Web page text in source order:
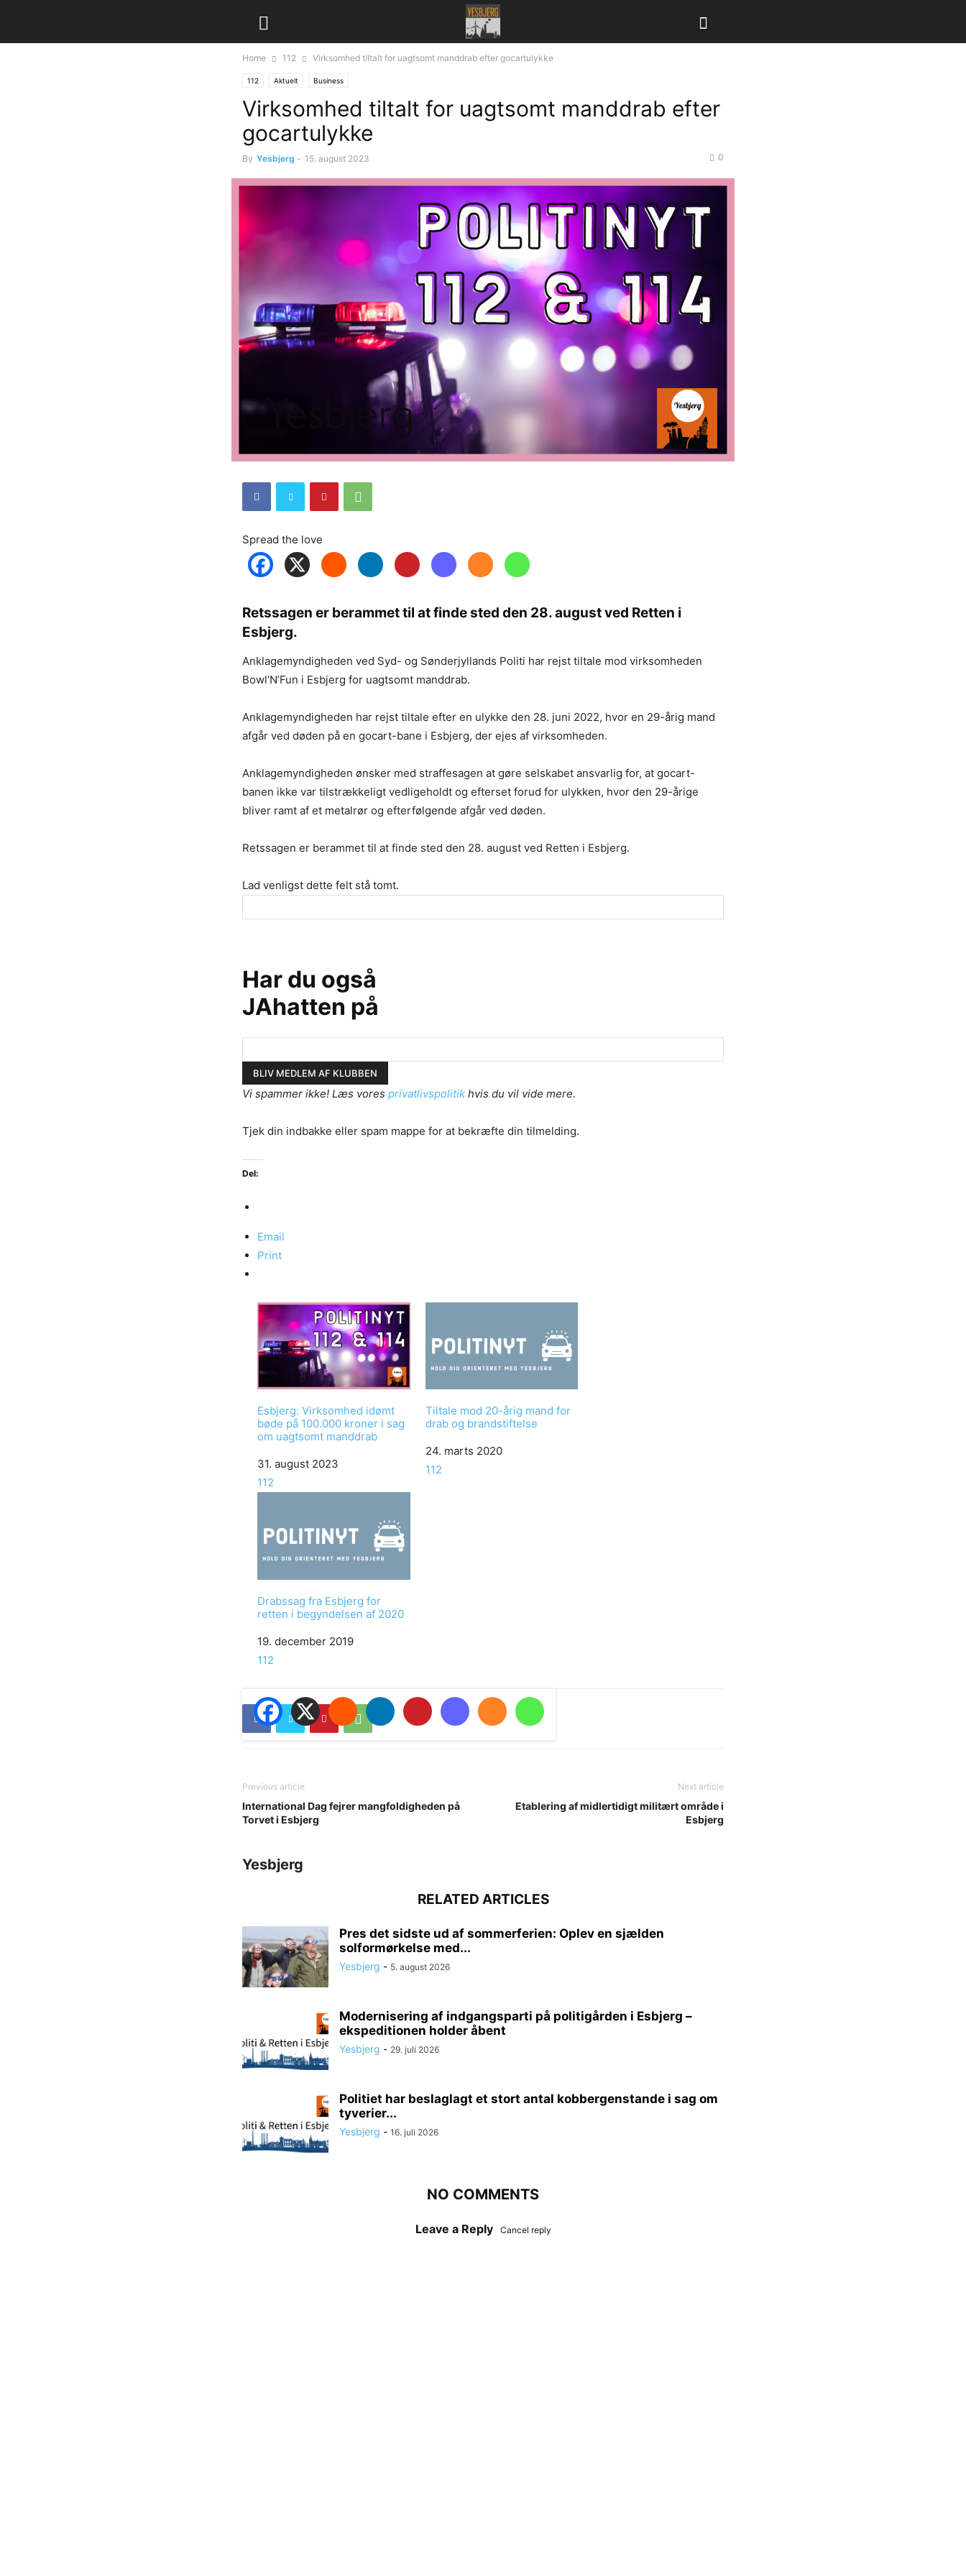
Home 112 Virksomhed tiltalt for uagtsomt manddrab efter gocartulykke
112 Aktuelt Business
Virksomhed tiltalt for uagtsomt manddrab efter
gocartulykke
By Yesbjerg - 15. august 2023 0
Spread the love
Retssagen er berammet til at finde sted den 28. august ved Retten i
Esbjerg.
Anklagemyndigheden ved Syd- og Sønderjyllands Politi har rejst tiltale mod virksomheden
Bowl’N’Fun i Esbjerg for uagtsomt manddrab.
Anklagemyndigheden har rejst tiltale efter en ulykke den 28. juni 2022, hvor en 29-årig mand
afgår ved døden på en gocart-bane i Esbjerg, der ejes af virksomheden.
Anklagemyndigheden ønsker med straffesagen at gøre selskabet ansvarlig for, at gocart-
banen ikke var tilstrækkeligt vedligeholdt og efterset forud for ulykken, hvor den 29-årige
bliver ramt af et metalrør og efterfølgende afgår ved døden.
Retssagen er berammet til at finde sted den 28. august ved Retten i Esbjerg.
Lad venligst dette felt stå tomt.
Har du også
JAhatten på
Vi spammer ikke! Læs vores privatlivspolitik hvis du vil vide mere.
Tjek din indbakke eller spam mappe for at bekræfte din tilmelding.
Del:
Email
Print
Esbjerg: Virksomhed idømt
bøde på 100.000 kroner i sag
om uagtsomt manddrab
Date
31. august 2023
In relation to
112
Tiltale mod 20-årig mand for
drab og brandstiftelse
Date
24. marts 2020
In relation to
112
Drabssag fra Esbjerg for
retten i begyndelsen af 2020
Date
19. december 2019
In relation to
112
Previous article
International Dag fejrer mangfoldigheden på
Torvet i Esbjerg
Next article
Etablering af midlertidigt militært område i
Esbjerg
Yesbjerg
RELATED ARTICLES
Pres det sidste ud af sommerferien: Oplev en sjælden
solformørkelse med...
Yesbjerg - 5. august 2026
Modernisering af indgangsparti på politigården i Esbjerg –
ekspeditionen holder åbent
Yesbjerg - 29. juli 2026
Politiet har beslaglagt et stort antal kobbergenstande i sag om
tyverier...
Yesbjerg - 16. juli 2026
NO COMMENTS
Leave a Reply Cancel reply